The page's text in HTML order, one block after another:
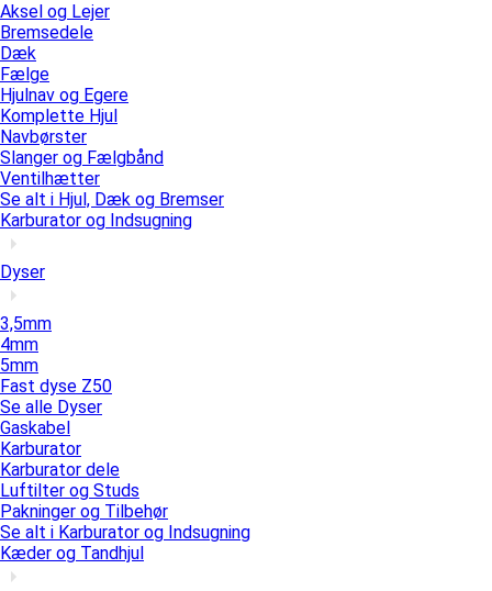
Aksel og Lejer
Bremsedele
Dæk
Fælge
Hjulnav og Egere
Komplette Hjul
Navbørster
Slanger og Fælgbånd
Ventilhætter
Se alt i Hjul, Dæk og Bremser
Karburator og Indsugning
Dyser
3,5mm
4mm
5mm
Fast dyse Z50
Se alle Dyser
Gaskabel
Karburator
Karburator dele
Luftilter og Studs
Pakninger og Tilbehør
Se alt i Karburator og Indsugning
Kæder og Tandhjul